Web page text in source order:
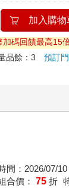
加入購物
碼回饋最高15
品餘：3預訂
間：2026/07/
合價： 75 折